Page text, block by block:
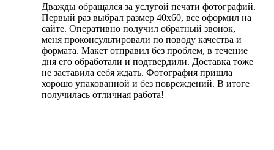
Дважды обращался за услугой печати фотографий.
Первый раз выбрал размер 40х60, все оформил на
сайте. Оперативно получил обратный звонок,
меня проконсультировали по поводу качества и
формата. Макет отправил без проблем, в течение
дня его обработали и подтвердили. Доставка тоже
не заставила себя ждать. Фотография пришла
хорошо упакованной и без повреждений. В итоге
получилась отличная работа!